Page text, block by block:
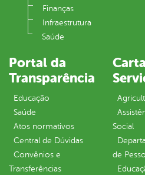
Finanças
Infraestrutura
Saúde
Portal da
Transparência
Educação
Saúde
Atos normativos
Central de Dúvidas
Convênios e
Transferências
Social
de